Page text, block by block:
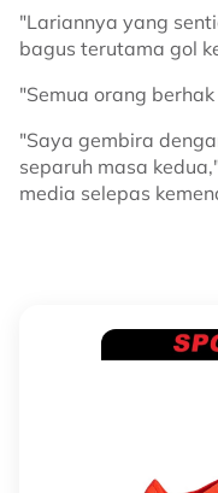
"Lariannya yang
bagus terutama gol
"Semua orang
"Saya gembira
separuh masa
media selepas